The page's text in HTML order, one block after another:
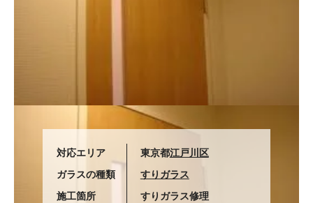
対応エリア 東京都江戸川区
ガラスの種類
すりガラス
施工箇所
すりガラス修理